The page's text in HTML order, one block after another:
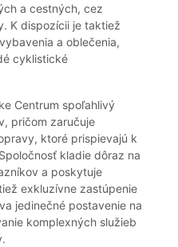
a cestných, cez
K dispozícii je taktiež
a oblečenia,
cyklistické
Centrum spoľahlivý
pričom zaručuje
ktoré prispievajú k
kladie dôraz na
a poskytuje
exkluzívne zastúpenie
jedinečné postavenie na
komplexných služieb